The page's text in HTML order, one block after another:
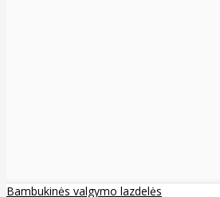
Bambukinės valgymo lazdelės